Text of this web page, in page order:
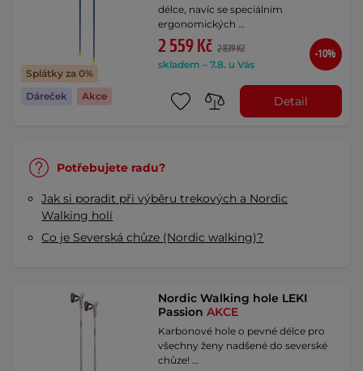
Splátky za 0%
Dáreček
Akce
délce, navíc se speciálním
ergonomických …
2 559 Kč 2 839 Kč
skladem – 7.8. u Vás
-10%
Detail
Potřebujete radu?
Jak si poradit při výběru trekových a Nordic
Walking holí
Co je Severská chůze (Nordic walking)?
Nordic Walking hole LEKI
PassionAKCE
Karbonové hole o pevné délce pro
všechny ženy nadšené do severské
chůze! …